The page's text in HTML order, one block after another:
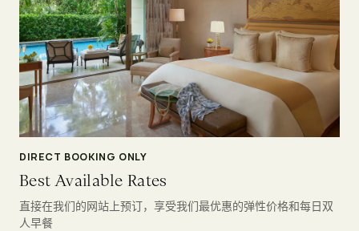
DIRECT BOOKING ONLY
Best Available Rates
直接在我们的网站上预订，享受我们最优惠的弹性价格和每日双
人早餐